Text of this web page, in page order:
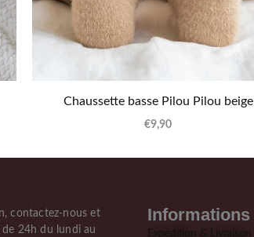
Chaussette basse Pilou Pilou beige
€9,90
contactez-nous et
de 24h du lundi au
Informations
Expédition & Livraison